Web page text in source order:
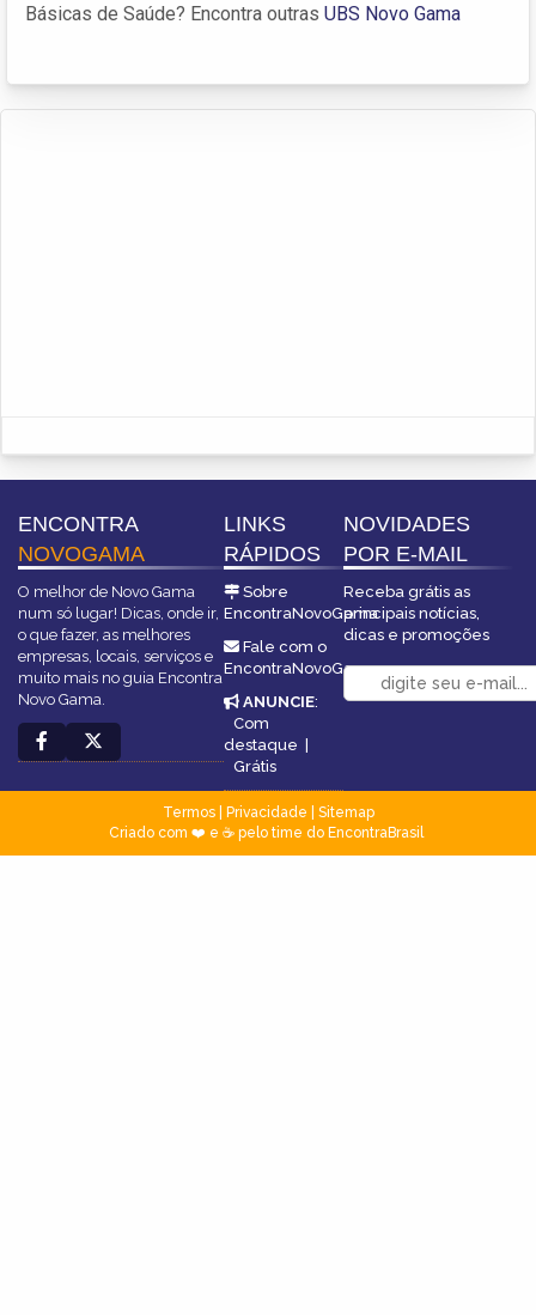
Básicas de Saúde? Encontra outras UBS Novo Gama
ENCONTRA
NOVOGAMA
O melhor de Novo Gama
num só lugar! Dicas, onde ir,
o que fazer, as melhores
empresas, locais, serviços e
muito mais no guia Encontra
Novo Gama.
LINKS
RÁPIDOS
Sobre
EncontraNovoGama
Fale com o
EncontraNovoGama
ANUNCIE:
Com
destaque |
Grátis
NOVIDADES
POR E-MAIL
Receba grátis as
principais notícias,
dicas e promoções
Termos| Privacidade
Sitemap
Criado com ❤️ e ☕ pelo time do EncontraBrasil